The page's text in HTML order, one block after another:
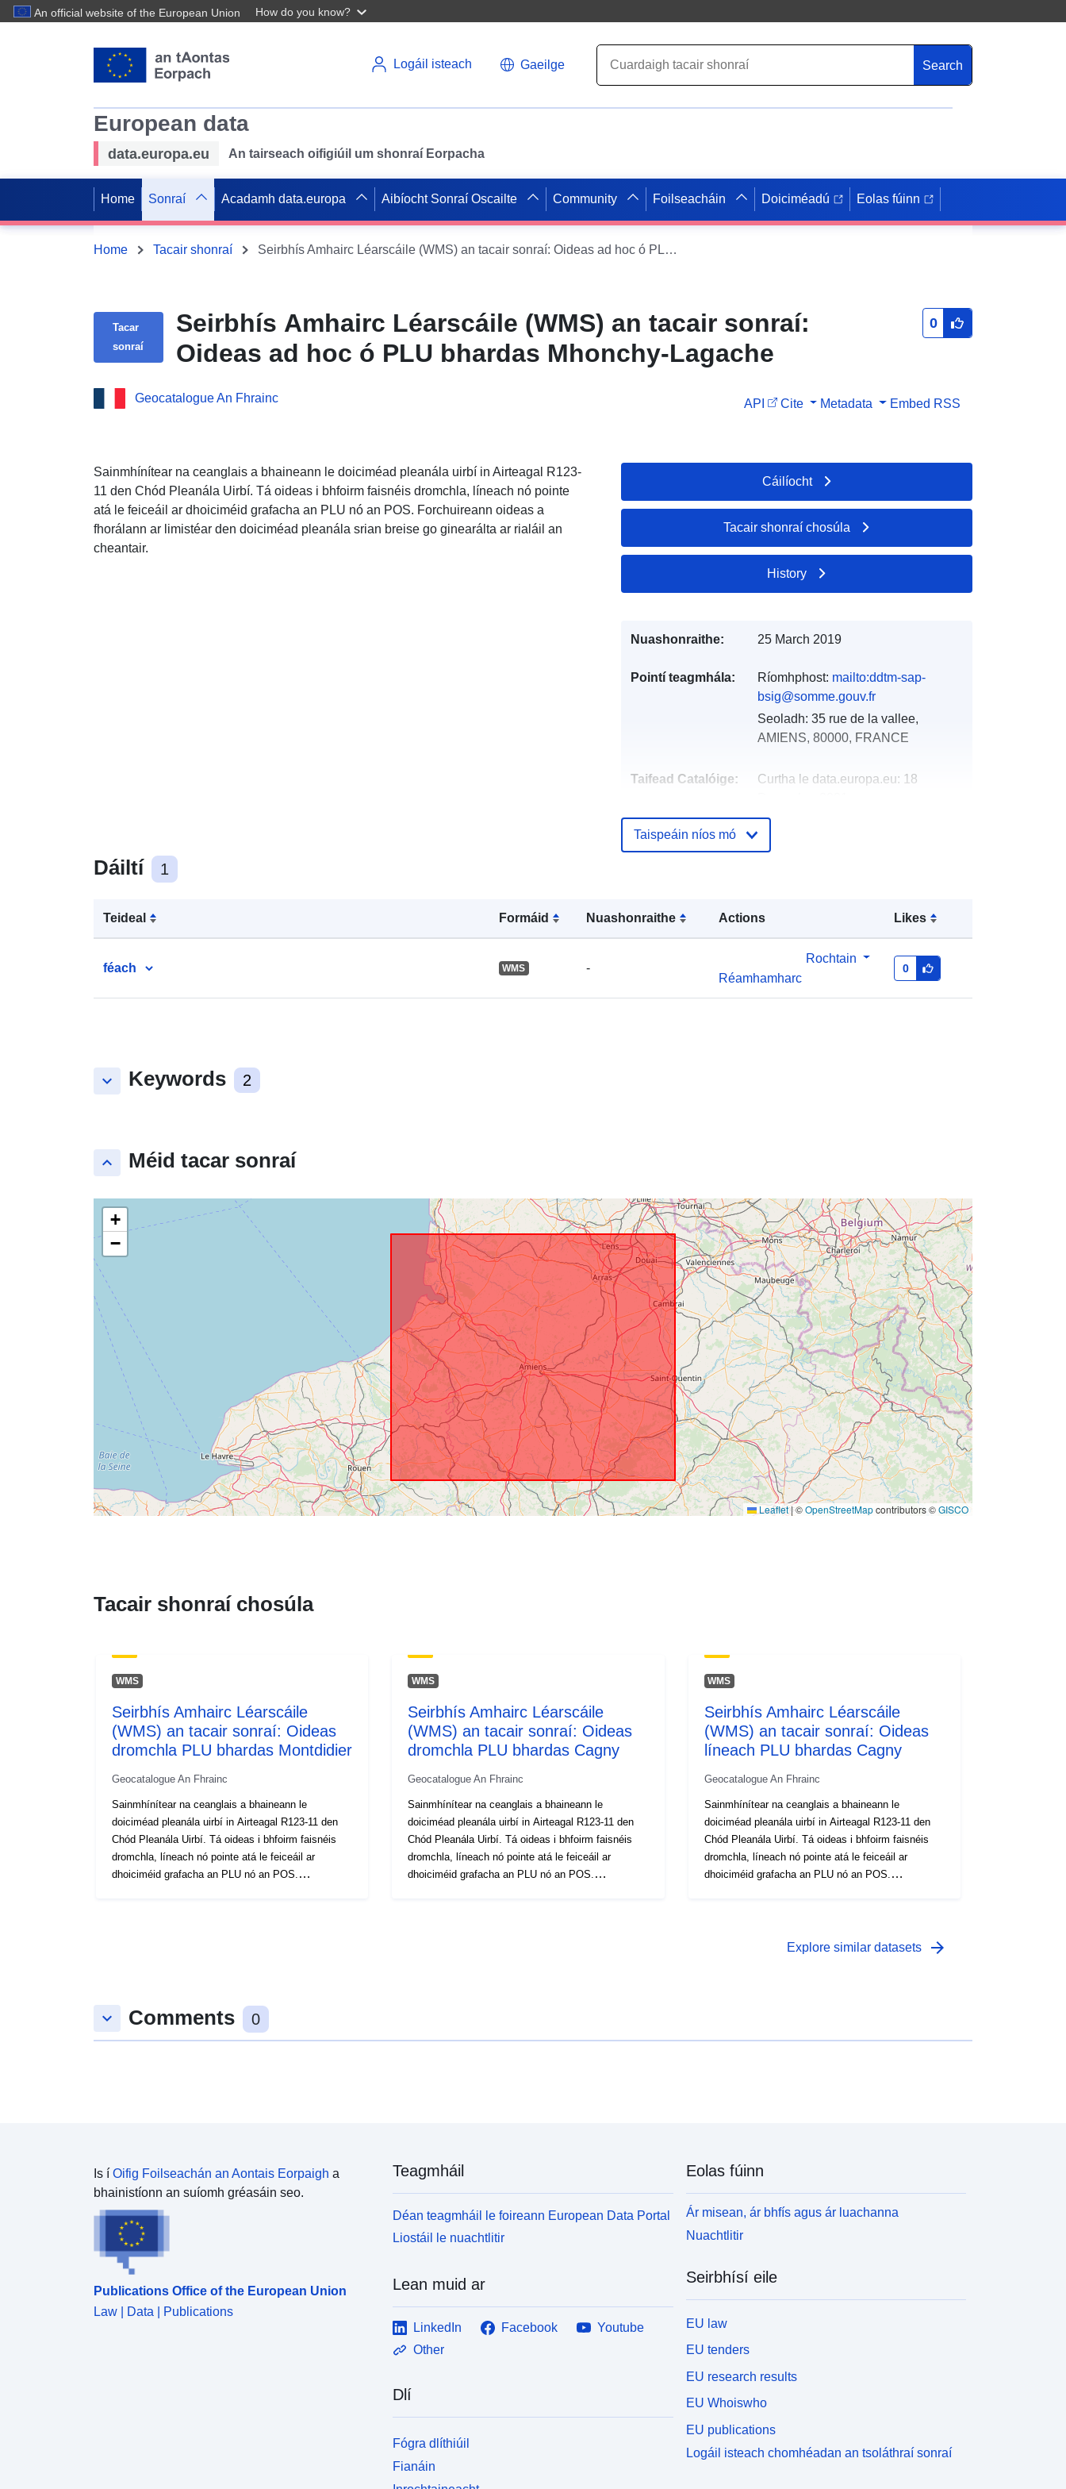
An official website of the European Union How do you know?
Logáil isteach Gaeilge Search
European data
data.europa.eu An tairseach oifigiúil um shonraí Eorpacha
Home Sonraí Acadamh data.europa Aibíocht Sonraí Oscailte Community Foilseacháin Doiciméadú Eolas fúinn
Home Tacair shonraí Seirbhís Amhairc Léarscáile (WMS) an tacair sonraí: Oideas ad hoc ó PLU bhardas Mhonchy-Lagache
Tacar
sonraí
Seirbhís Amhairc Léarscáile (WMS) an tacair sonraí:
Oideas ad hoc ó PLU bhardas Mhonchy-Lagache
0
Geocatalogue An Fhrainc API Cite Metadata Embed RSS
Sainmhínítear na ceanglais a bhaineann le doiciméad pleanála uirbí in Airteagal R123-
11 den Chód Pleanála Uirbí. Tá oideas i bhfoirm faisnéis dromchla, líneach nó pointe
atá le feiceáil ar dhoiciméid grafacha an PLU nó an POS. Forchuireann oideas a
fhorálann ar limistéar den doiciméad pleanála srian breise go ginearálta ar rialáil an
cheantair.
Dáiltí 1
Teideal Formáid Nuashonraithe Actions Likes
féach WMS -
Rochtain
Réamhamharc
0
keyboard_arrow_down Keywords 2
keyboard_arrow_up Méid tacar sonraí
+
−
Leaflet |©OpenStreetMapcontributors ©GISCO
Cáilíocht
Tacair shonraí chosúla
History
Nuashonraithe: 25 March 2019
Pointí teagmhála: Ríomhphost: mailto:ddtm-sap-
bsig@somme.gouv.fr
Seoladh: 35 rue de la vallee,
AMIENS, 80000, FRANCE
Taifead Catalóige: Curtha le data.europa.eu: 18
Nuashonraithe ar data.europa.eu:
50.48188019 ], [ 1.31279111,
49.38547516 ], [ 3.28133559,
49.38547516 ], [ 3.28133559,
Clóscríobh: Polygon
120066022-srv-b0db9c87-c6a4-
4ad1-a644-920386cffeda
Clóscríobh:
Acmhainn:
http://inspire.ec.europa.eu/metadata-
codelist/ResourceType/services
Taispeáin níos mó
Tacair shonraí chosúla
WMS
Seirbhís Amhairc Léarscáile
(WMS) an tacair sonraí: Oideas
dromchla PLU bhardas Montdidier
Geocatalogue An Fhrainc
Sainmhínítear na ceanglais a bhaineann le
doiciméad pleanála uirbí in Airteagal R123-11 den
Chód Pleanála Uirbí. Tá oideas i bhfoirm faisnéis
dromchla, líneach nó pointe atá le feiceáil ar
dhoiciméid grafacha an PLU nó an POS.
WMS
Seirbhís Amhairc Léarscáile
(WMS) an tacair sonraí: Oideas
dromchla PLU bhardas Cagny
Geocatalogue An Fhrainc
Sainmhínítear na ceanglais a bhaineann le
doiciméad pleanála uirbí in Airteagal R123-11 den
Chód Pleanála Uirbí. Tá oideas i bhfoirm faisnéis
dromchla, líneach nó pointe atá le feiceáil ar
dhoiciméid grafacha an PLU nó an POS.
WMS
Seirbhís Amhairc Léarscáile
(WMS) an tacair sonraí: Oideas
líneach PLU bhardas Cagny
Geocatalogue An Fhrainc
Sainmhínítear na ceanglais a bhaineann le
doiciméad pleanála uirbí in Airteagal R123-11 den
Chód Pleanála Uirbí. Tá oideas i bhfoirm faisnéis
dromchla, líneach nó pointe atá le feiceáil ar
dhoiciméid grafacha an PLU nó an POS.
Explore similar datasets arrow_forward
keyboard_arrow_down Comments 0
Is í Oifig Foilseachán an Aontais Eorpaigh a
bhainistíonn an suíomh gréasáin seo.
Publications Office of the European Union
Law | Data | Publications
Teagmháil
Déan teagmháil le foireann European Data Portal
Liostáil le nuachtlitir
Lean muid ar
LinkedIn Facebook
Youtube
Other
Dlí
Fógra dlíthiúil
Fianáin
Eolas fúinn
Ár misean, ár bhfís agus ár luachanna
Nuachtlitir
Seirbhísí eile
EU law
EU tenders
EU research results
EU Whoiswho
EU publications
Logáil isteach chomhéadan an tsoláthraí sonraí